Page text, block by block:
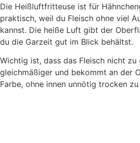
Die Heißluftfritteuse ist für
praktisch, weil du Fleisch ohne viel
kannst. Die heiße Luft gibt der
du die Garzeit gut im Blick behältst.
Wichtig ist, dass das Fleisch nicht
gleichmäßiger und bekommt an der
Farbe, ohne innen unnötig trocken